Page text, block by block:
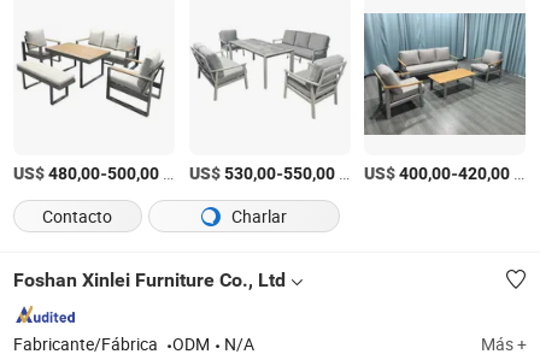
US$480,00-500,00 US$530,00-550,00/Set US$400,00-420,00
Contacto
Charlar
Foshan Xinlei Furniture Co., Ltd
Fabricante/Fábrica ODM N/A Más +